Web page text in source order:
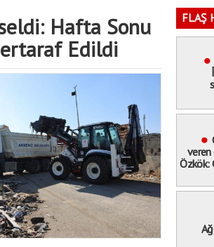
Hafta Sonu
Edildi
FLAŞ
Özkök: